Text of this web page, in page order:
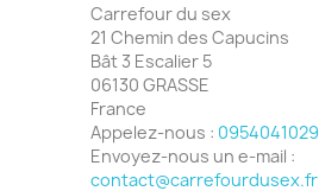
Carrefour du sex
21 Chemin des Capucins
Bât 3 Escalier 5
06130 GRASSE
France
Appelez-nous : 0954041029
Envoyez-nous un e-mail :
contact@carrefourdusex.fr